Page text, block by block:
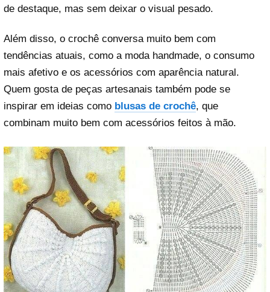
de destaque, mas sem deixar o visual pesado.
Além disso, o crochê conversa muito bem com
tendências atuais, como a moda handmade, o consumo
mais afetivo e os acessórios com aparência natural.
Quem gosta de peças artesanais também pode se
inspirar em ideias como blusas de crochê, que
combinam muito bem com acessórios feitos à mão.